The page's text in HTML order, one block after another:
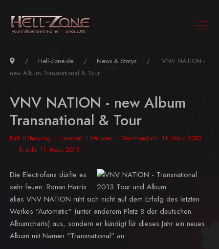
Hell-Zone.de News & Storys
VNV NATION -
new Album Transnational & Tour
VNV NATION - new Album
Transnational & Tour
Falk Scheuring Lesezeit: 1 Minuten
Veröffentlicht: 11. März 2013
Erstellt: 11. März 2013
Die Electrofans dürfte es
sehr feuen: Ronan Harris
alias VNV NATION ruht sich nicht auf dem Erfolg des letzten
Werkes "Automatic" (unter anderem Platz 8 der deutschen
Albumcharts) aus, sondern er kündigt für dieses Jahr ein neues
Album mit Namen "Transnational" an.